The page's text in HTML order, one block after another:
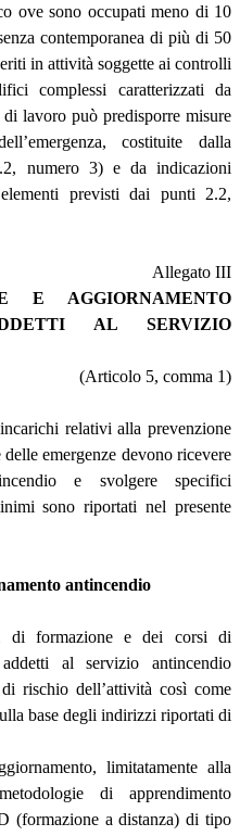
ove sono occupati meno di 10
contemporanea di più di 50
in attività soggette ai controlli
complessi caratterizzati da
lavoro può predisporre misure
costituite dalla
numero 3) e da indicazioni
previsti dai punti 2.2,
Allegato III
E AGGIORNAMENTO
AL SERVIZIO
(Articolo 5, comma 1)
relativi alla prevenzione
emergenze devono ricevere
e svolgere specifici
sono riportati nel presente
antincendio
di formazione e dei corsi di
al servizio antincendio
rischio dell’attività così come
base degli indirizzi riportati di
limitatamente alla
di apprendimento
(formazione a distanza) di tipo